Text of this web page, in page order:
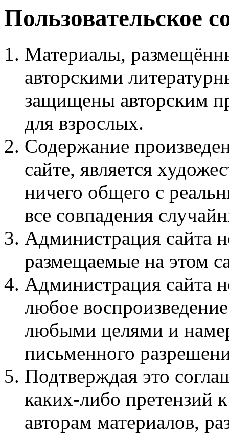
Пользовательское
Материалы,
авторскими
защищены авторским
для взрослых.
Содержание
сайте, является
ничего общего с
все совпадения
Администрация сайта
размещаемые на этом
Администрация сайта
любое
любыми целями и
письменного
Подтверждая это
каких-либо претензий
авторам материалов,